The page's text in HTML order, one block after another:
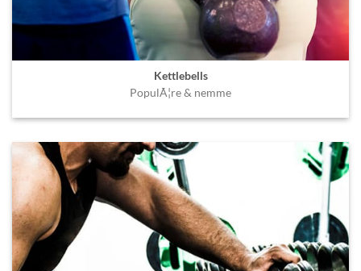
Kettlebells
PopulÃ¦re & nemme